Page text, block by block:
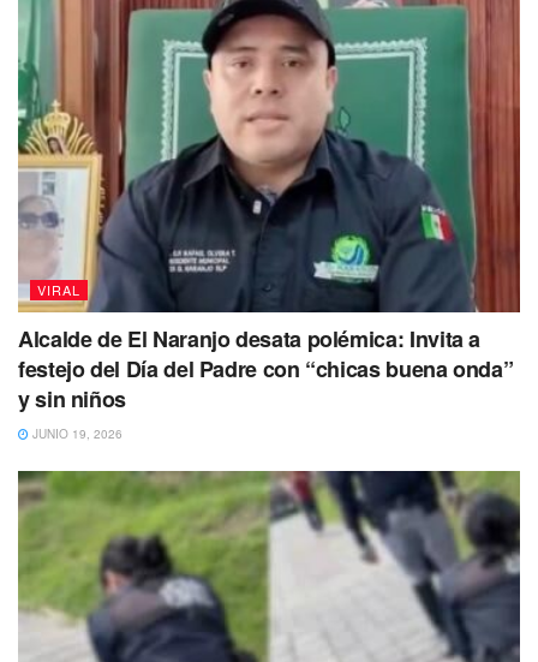
VIRAL
Alcalde de El Naranjo desata polémica: Invita a
festejo del Día del Padre con “chicas buena onda”
y sin niños
JUNIO 19, 2026